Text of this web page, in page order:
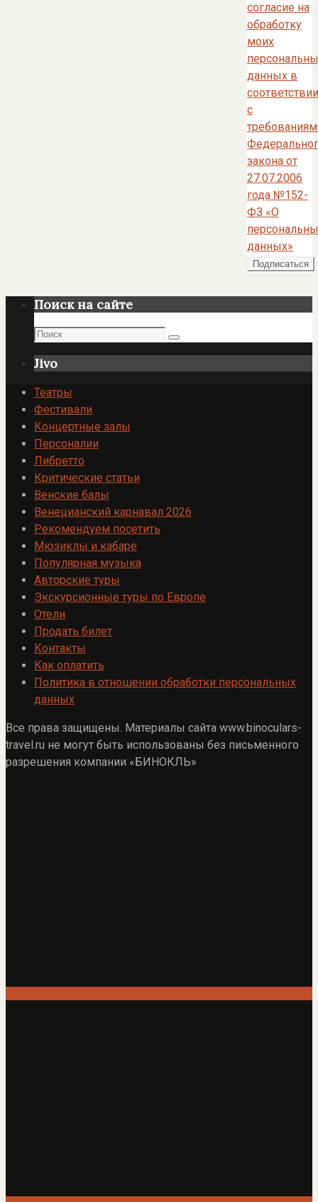
согласие на
обработку
моих
данных в
соответствии
с
закона от
27.07.2006
года №152-
ФЗ «О
данных»
Поиск на сайте
Поиск
Поиск
Jivo
Театры
Фестивали
Концертные залы
Персоналии
Либретто
Критические статьи
Венские балы
Венецианский карнавал 2026
Рекомендуем посетить
Мюзиклы и кабаре
Популярная музыка
Авторские туры
Экскурсионные туры по Европе
Отели
Продать билет
Контакты
Как оплатить
Политика в отношении обработки персональных
данных
Все права защищены. Материалы сайта www.binoculars-
travel.ru не могут быть использованы без письменного
разрешения компании «БИНОКЛЬ»